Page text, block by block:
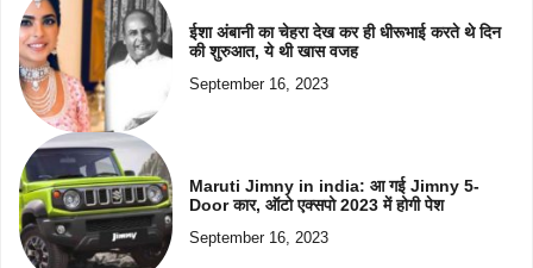
ईशा अंबानी का चेहरा देख कर ही धीरूभाई करते थे दिन
की शुरुआत, ये थी खास वजह
September 16, 2023
Maruti Jimny in india: आ गई Jimny 5-
Door कार, ऑटो एक्सपो 2023 में होगी पेश
September 16, 2023